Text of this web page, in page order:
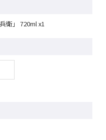
衛」 720ml x1